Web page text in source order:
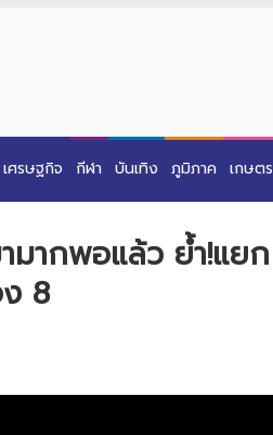
เศรษฐกิจ กีฬา บันเทิง ภูมิภาค เกษตร
ากพอแล้ว ย้ำ!แยก
8